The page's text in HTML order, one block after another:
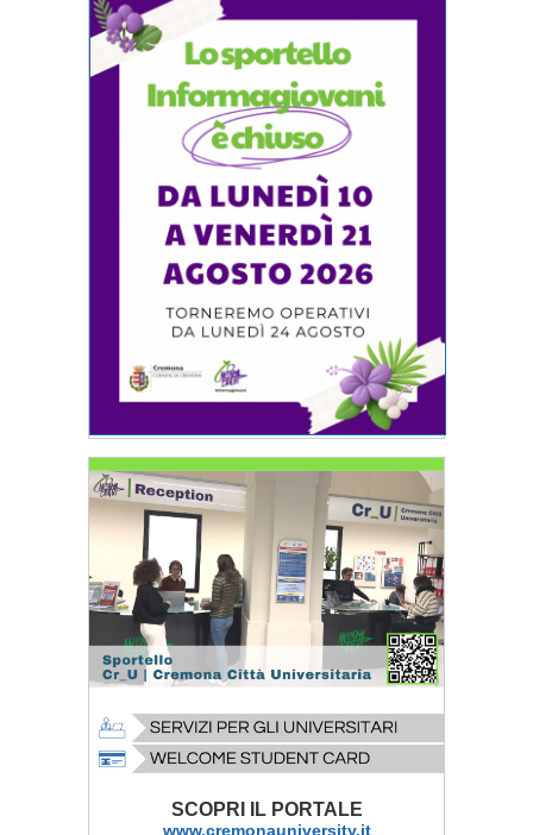
SCOPRI IL PORTALE
www.cremonauniversity.it